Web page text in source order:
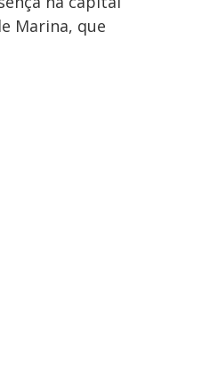
Marina, que